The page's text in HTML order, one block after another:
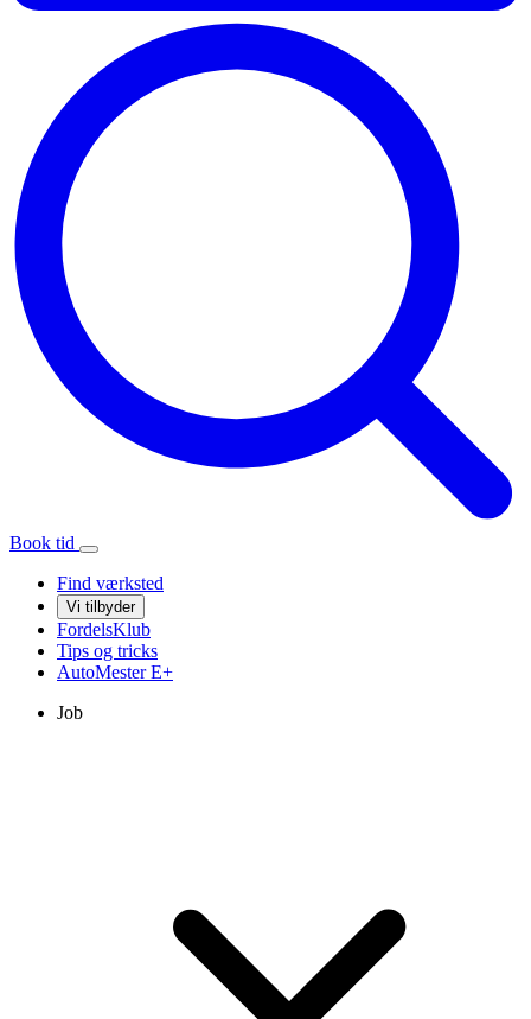
Book tid
Find værksted
Vi tilbyder
FordelsKlub
Tips og tricks
AutoMesterE+
Job